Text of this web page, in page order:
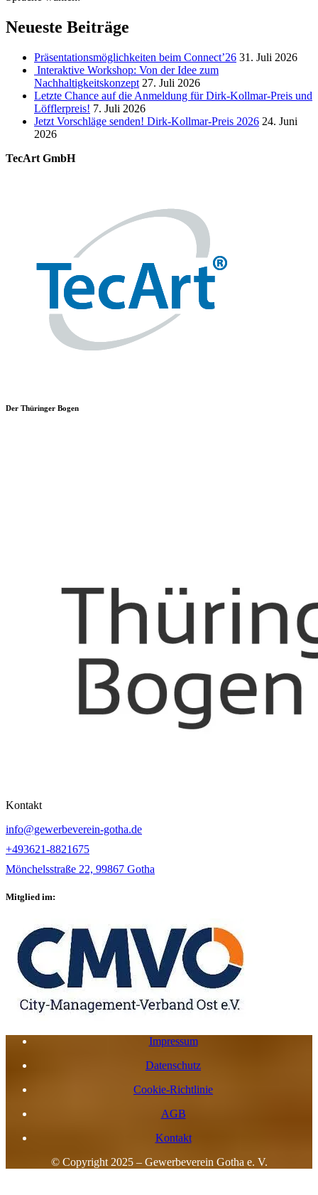
Neueste Beiträge
Präsentationsmöglichkeiten beim Connect’26 31. Juli 2026
Interaktive Workshop: Von der Idee zum
Nachhaltigkeitskonzept 27. Juli 2026
Letzte Chance auf die Anmeldung für Dirk-Kollmar-Preis und
Löfflerpreis! 7. Juli 2026
Jetzt Vorschläge senden! Dirk-Kollmar-Preis 2026 24. Juni
2026
TecArt GmbH
Der Thüringer Bogen
Kontakt
info@gewerbeverein-gotha.de
+493621-8821675
Mönchelsstraße 22, 99867 Gotha
Mitglied im:
Impressum
Datenschutz
Cookie-Richtlinie
AGB
Kontakt
© Copyright 2025 – Gewerbeverein Gotha e. V.